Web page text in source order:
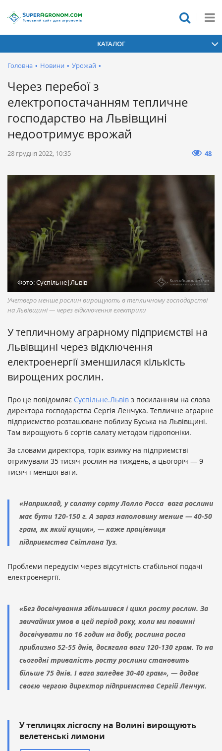
КАТАЛОГ
Головна • Новини • Урожай •
Через перебої з
електропостачанням тепличне
господарство на Львівщині
недоотримує врожай
28 грудня 2022, 10:35 48
Фото: Суспільне|Львів
Учетверо менше рослин вирощують в тепличному господарстві
на Львівщині — через відключення електрики
У тепличному аграрному підприємстві на
Львівщині через відключення
електроенергії зменшилася кількість
вирощених рослин.
Про це повідомляє Суспільне.Львів з посиланням на слова
директора господарства Сергія Ленчука. Тепличне аграрне
підприємство розташоване поблизу Буська на Львівщині.
Там вирощують 6 сортів салату методом гідропоніки.
За словами директора, торік взимку на підприємстві
отримували 35 тисяч рослин на тиждень, а цьогоріч — 9
тисяч і меншої ваги.
«Наприклад, у салату сорту Лолло Росса вага рослини
має бути 120-150 г. А зараз наполовину менше — 40-50
грам, як який кущик», — каже працівниця
підприємства Світлана Туз.
Проблеми передусім через відсутність стабільної подачі
електроенергії.
«Без досвічування збільшився і цикл росту рослин. За
звичайних умов в цей період року, коли ми повинні
досвічувати по 16 годин на добу, рослина росла
приблизно 52-55 днів, досягала ваги 120-130 грам. То на
сьогодні тривалість росту рослини становить
більше 75 днів. І вага заледве 30-40 грам», — додає
своєю чергою директор підприємства Сергій Ленчук.
У теплицях лісгоспу на Волині вирощують
велетенські лимони